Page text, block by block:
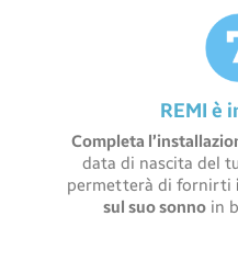
REMI è
Completa
data di nascita del
permetterà di fornirti
sul suo sonnoin